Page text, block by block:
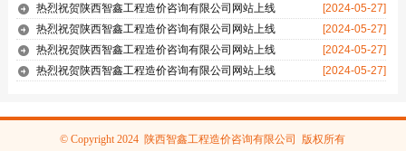
[2024-05-27]
热烈祝贺陕西智鑫工程造价咨询有限公司网站上线
[2024-05-27]
热烈祝贺陕西智鑫工程造价咨询有限公司网站上线
[2024-05-27]
热烈祝贺陕西智鑫工程造价咨询有限公司网站上线
[2024-05-27]
热烈祝贺陕西智鑫工程造价咨询有限公司网站上线
© Copyright 2024 陕西智鑫工程造价咨询有限公司 版权所有